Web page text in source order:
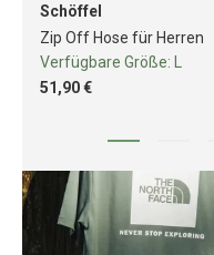
Schöffel
Zip Off Hose für Herren
Verfügbare Größe:
51,90 €